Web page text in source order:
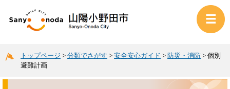
トップページ > 分類でさがす > 安全安心ガイド > 防災・消防 > 個別
避難計画